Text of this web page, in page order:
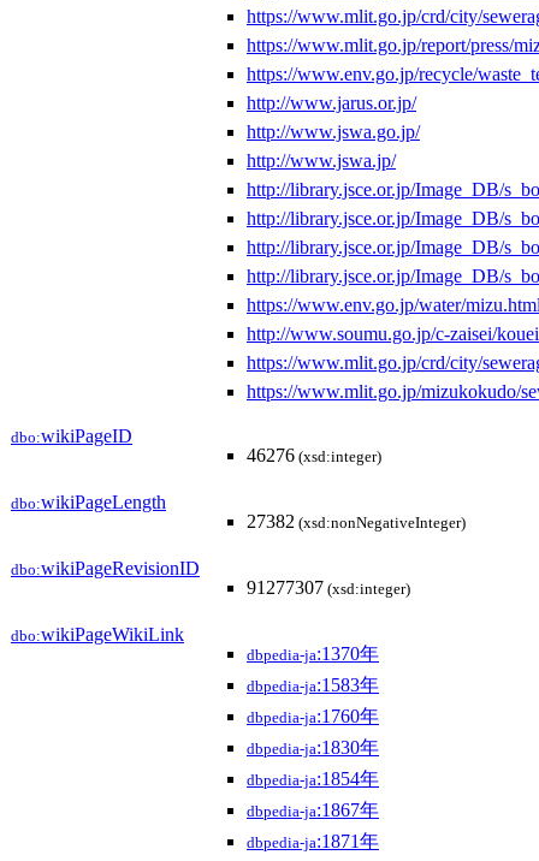
https://www.mlit.go.jp/crd/city/
https://www.mlit.go.jp/report/press/
https://www.env.go.jp/recycle/
http://www.jarus.or.jp/
http://www.jswa.go.jp/
http://www.jswa.jp/
http://library.jsce.or.jp/Image_DB/
http://library.jsce.or.jp/Image_DB/
http://library.jsce.or.jp/Image_DB/
http://library.jsce.or.jp/Image_DB/
https://www.env.go.jp/water/
http://www.soumu.go.jp/c-zaisei/
https://www.mlit.go.jp/crd/city/
https://www.mlit.go.jp/mizukokudo/
dbo:wikiPageID
46276 (xsd:integer)
dbo:wikiPageLength
27382 (xsd:nonNegativeInteger)
dbo:wikiPageRevisionID
91277307 (xsd:integer)
dbo:wikiPageWikiLink
dbpedia-ja:1370年
dbpedia-ja:1583年
dbpedia-ja:1760年
dbpedia-ja:1830年
dbpedia-ja:1854年
dbpedia-ja:1867年
dbpedia-ja:1871年